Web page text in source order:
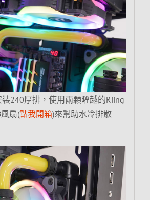
240厚排，使用兩顆曜越的Riing
風扇(點我開箱)來幫助水冷排散